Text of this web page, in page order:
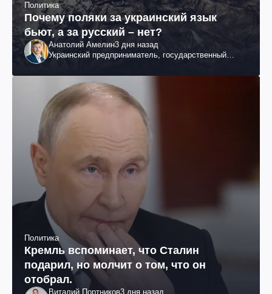
Политика
Почему поляки за украинский язык
бьют, а за русский – нет?
Анатолий Амелин3 дня назад
Украинский предприниматель, государственный
Политика
Кремль вспоминает, что Сталин
подарил, но молчит о том, что он
отобрал.
Виталий Портников3 дня назад